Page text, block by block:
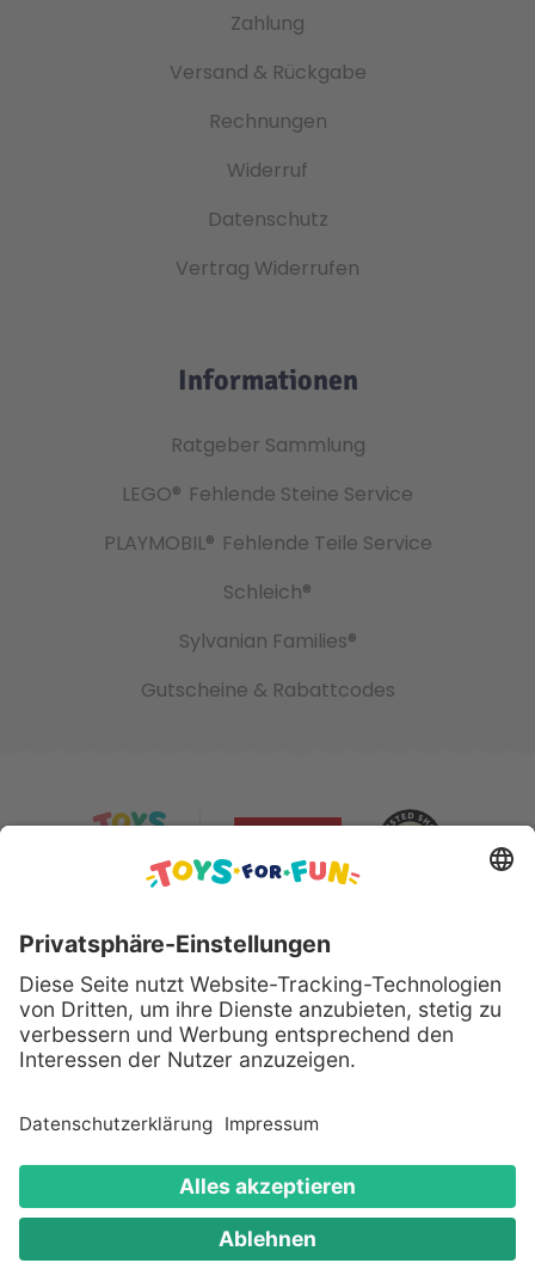
Zahlung
Versand & Rückgabe
Rechnungen
Widerruf
Datenschutz
Vertrag Widerrufen
Informationen
Ratgeber Sammlung
LEGO® Fehlende Steine Service
PLAYMOBIL® Fehlende Teile Service
Schleich®
Sylvanian Families®
Gutscheine & Rabattcodes
Sicher bezahlen mit:
Alle genannten Produkte und Logos sind eingetragene
Warenzeichen der jeweiligen Hersteller.
Copyright © 2008 - 2026 Toys for Fun GmbH - Alle
Rechte vorbehalten